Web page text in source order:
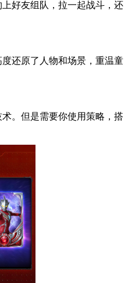
好友组队，拉一起战斗，还
还原了人物和场景，重温童
。但是需要你使用策略，搭